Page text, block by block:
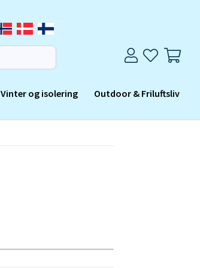
Vinter og isolering
Outdoor & Friluftsliv